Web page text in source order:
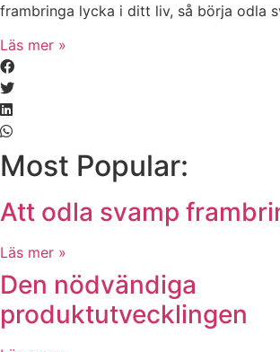
frambringa lycka i ditt liv, så börja odla
Läs mer »
Most Popular:
Att odla svamp
Läs mer »
Den nödvändiga
produktutvecklingen